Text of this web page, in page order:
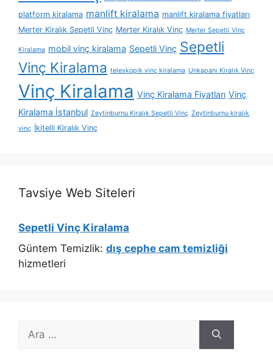
platform kiralama manlift kiralama manlift kiralama fiyatları
Merter Kiralık Sepetli Vinç Merter Kiralık Vinç Merter Sepetli Vinç
Kiralama mobil vinç kiralama Sepetli Vinç Sepetli
Vinç Kiralama teleskopik vinç kiralama Unkapanı Kiralık Vinç
Vinç Kiralama Vinç Kiralama Fiyatları Vinç
Kiralama İstanbul Zeytinburnu Kiralık Sepetli Vinç Zeytinburnu kiralık
vinç İkitelli Kiralık Vinç
Tavsiye Web Siteleri
Sepetli Vinç Kiralama
Güntem Temizlik: dış cephe cam temizliği
hizmetleri
ara